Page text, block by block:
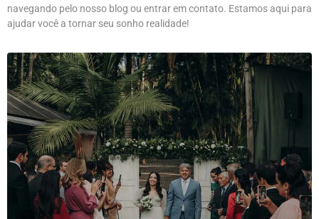
navegando pelo nosso blog ou entrar em contato. Estamos aqui para
ajudar você a tornar seu sonho realidade!